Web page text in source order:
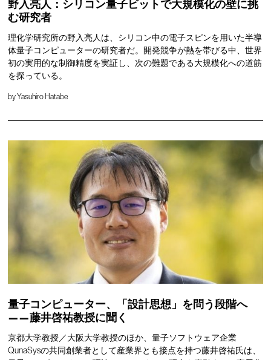
野入亮人：シリコン量子ビットで大規模化の壁に挑
む研究者
理化学研究所の野入亮人は、シリコン中の電子スピンを用いた半導
体量子コンピューターの研究者だ。開発競争が熱を帯びる中、世界
初の実用的な制御精度を実証し、次の難題である大規模化への道筋
を探っている。
byYasuhiro Hatabe
量子コンピューター、「設計思想」を問う段階へ
——藤井啓祐教授に聞く
京都大学教授／大阪大学教授のほか、量子ソフトウェア企業
QunaSysの共同創業者として産業界とも接点を持つ藤井啓祐氏は、